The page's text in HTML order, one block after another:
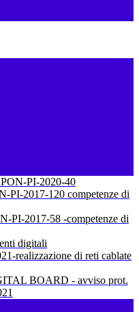
PI-2020-40
PI-2017-120 competenze di
PI-2017-58 -competenze di
digitali
realizzazione di reti cablate
BOARD - avviso prot.